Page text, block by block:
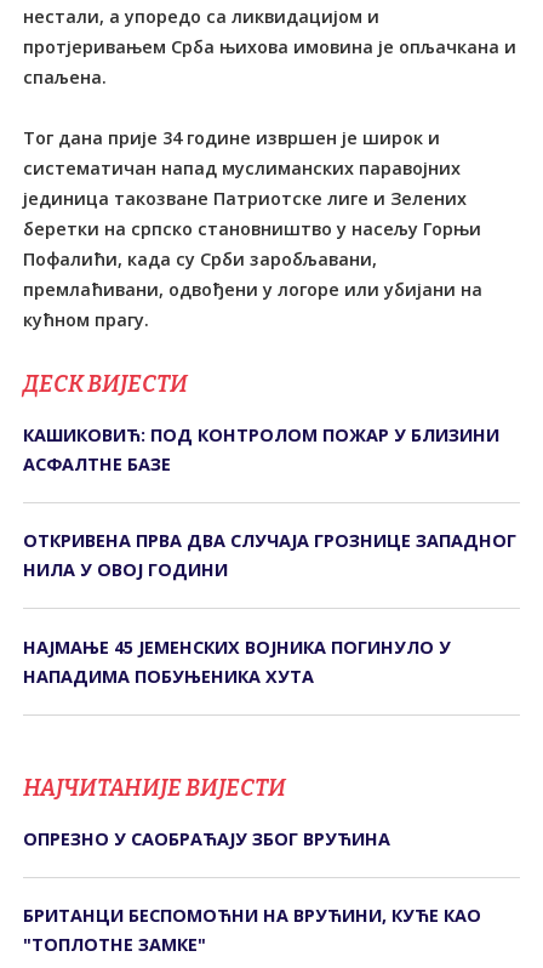
нестали, а упоредо са ликвидацијом и
протјеривањем Срба њихова имовина је опљачкана и
спаљена.
Тог дана прије 34 године извршен је широк и
систематичан напад муслиманских паравојних
јединица такозване Патриотске лиге и Зелених
беретки на српско становништво у насељу Горњи
Пофалићи, када су Срби заробљавани,
премлаћивани, одвођени у логоре или убијани на
кућном прагу.
ДЕСК ВИЈЕСТИ
КАШИКОВИЋ: ПОД КОНТРОЛОМ ПОЖАР У БЛИЗИНИ
АСФАЛТНЕ БАЗЕ
ОТКРИВЕНА ПРВА ДВА СЛУЧАЈА ГРОЗНИЦЕ ЗАПАДНОГ
НИЛА У ОВОЈ ГОДИНИ
НАЈМАЊЕ 45 ЈЕМЕНСКИХ ВОЈНИКА ПОГИНУЛО У
НАПАДИМА ПОБУЊЕНИКА ХУТА
НАЈЧИТАНИЈЕ ВИЈЕСТИ
ОПРЕЗНО У САОБРАЋАЈУ ЗБОГ ВРУЋИНА
БРИТАНЦИ БЕСПОМОЋНИ НА ВРУЋИНИ, КУЋЕ КАО
"ТОПЛОТНЕ ЗАМКЕ"